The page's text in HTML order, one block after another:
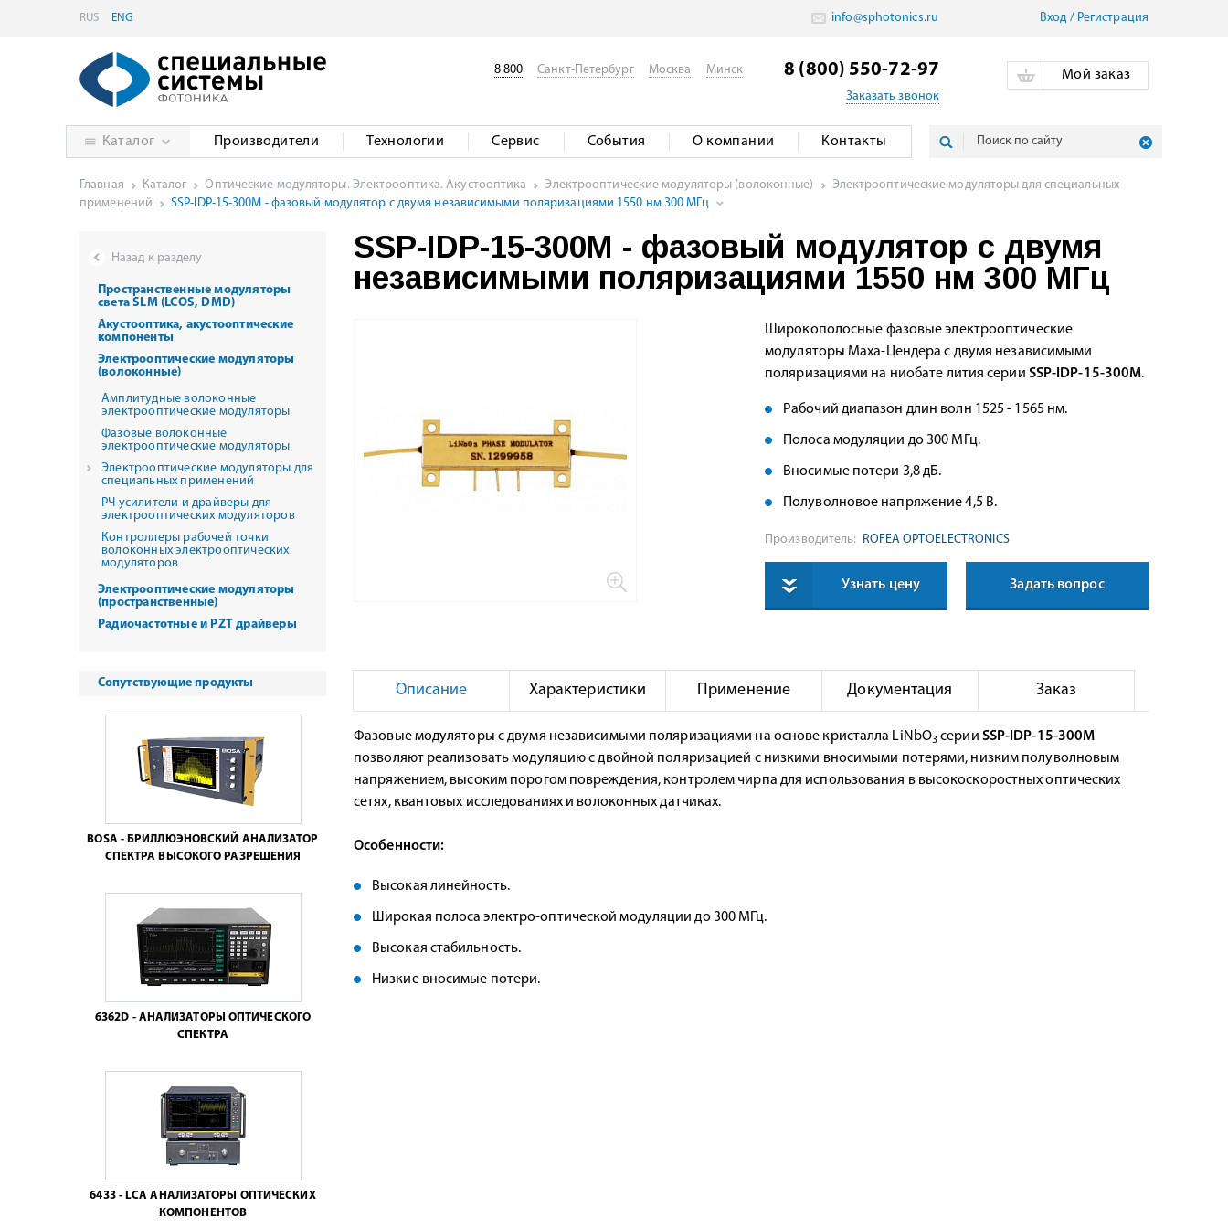
Главная Каталог Оптические модуляторы. Электрооптика. Акустооптика Электрооптические модуляторы (волоконные)
Электрооптические модуляторы для специальных
применений
SSP-IDP-15-300M - фазовый модулятор с двумя независимыми поляризациями 1550 нм 300 МГц
SSP-IDP-15-300M - фазовый модулятор с двумя
независимыми поляризациями 1550 нм 300 МГц
Широкополосные фазовые электрооптические
модуляторы Маха-Цендера с двумя независимыми
поляризациями на ниобате лития серии SSP-IDP-15-300M.
Рабочий диапазон длин волн 1525 - 1565 нм.
Полоса модуляции до 300 МГц.
Вносимые потери 3,8 дБ.
Полуволновое напряжение 4,5 В.
Производитель: ROFEA OPTOELECTRONICS
Узнать цену Задать вопрос
Описание Характеристики Применение Документация Заказ
Фазовые модуляторы с двумя независимыми поляризациями на основе кристалла LiNbO3 серии SSP-IDP-15-300M
позволяют реализовать модуляцию с двойной поляризацией с низкими вносимыми потерями, низким полуволновым
напряжением, высоким порогом повреждения, контролем чирпа для использования в высокоскоростных оптических
сетях, квантовых исследованиях и волоконных датчиках.
Особенности:
Высокая линейность.
Широкая полоса электро-оптической модуляции до 300 МГц.
Высокая стабильность.
Низкие вносимые потери.
Назад к разделу
Пространственные модуляторы
света SLM (LCOS, DMD)
Акустооптика, акустооптические
компоненты
Электрооптические модуляторы
(волоконные)
Амплитудные волоконные
электрооптические модуляторы
Фазовые волоконные
электрооптические модуляторы
Электрооптические модуляторы для
специальных применений
РЧ усилители и драйверы для
электрооптических модуляторов
Контроллеры рабочей точки
волоконных электрооптических
модуляторов
Электрооптические модуляторы
(пространственные)
Радиочастотные и PZT драйверы
Сопутствующие продукты
BOSA - БРИЛЛЮЭНОВСКИЙ АНАЛИЗАТОР
СПЕКТРА ВЫСОКОГО РАЗРЕШЕНИЯ
6362D - АНАЛИЗАТОРЫ ОПТИЧЕСКОГО
СПЕКТРА
6433 - LCA АНАЛИЗАТОРЫ ОПТИЧЕСКИХ
КОМПОНЕНТОВ
Вход / Pегистрация
info@sphotonics.ru
RUS ENG
Мой заказ
8 800 Санкт-Петербург Москва Минск 8 (800) 550-72-97
Заказать звонок
Каталог Производители Технологии Сервис События О компании Контакты